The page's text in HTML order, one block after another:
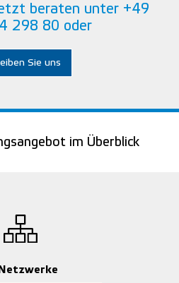
beraten unter +49
298 80 oder
Sie uns
im Überblick